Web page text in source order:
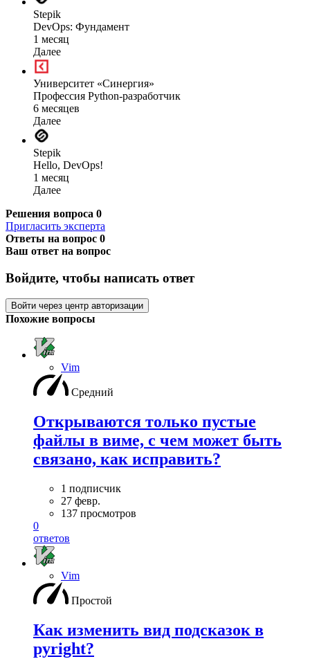
Stepik
DevOps: Фундамент
1 месяц
Далее
Университет «Синергия»
Профессия Python-разработчик
6 месяцев
Далее
Stepik
Hello, DevOps!
1 месяц
Далее
Решения вопроса 0
Пригласить эксперта
Ответы на вопрос 0
Ваш ответ на вопрос
Войдите, чтобы написать ответ
Войти через центр авторизации
Похожие вопросы
Vim
Средний
Открываются только пустые
файлы в виме, с чем может быть
связано, как исправить?
1 подписчик
27 февр.
137 просмотров
0
ответов
Vim
Простой
Как изменить вид подсказок в
pyright?